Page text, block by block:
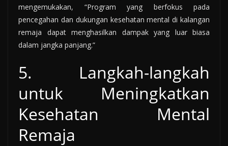
mengemukakan, “Program yang berfokus pada
pencegahan dan dukungan kesehatan mental di kalangan
remaja dapat menghasilkan dampak yang luar biasa
dalam jangka panjang.”
5. Langkah-langkah
untuk Meningkatkan
Kesehatan Mental
Remaja